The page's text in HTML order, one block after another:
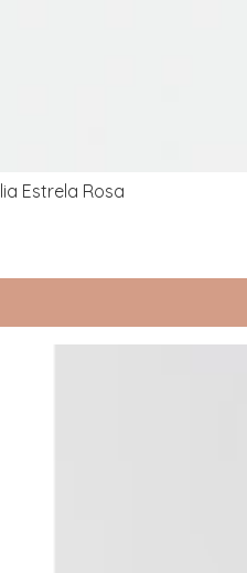
Estrela Rosa